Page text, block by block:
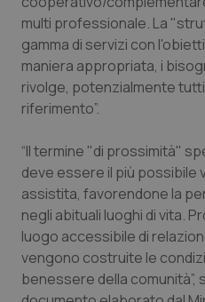
multi professionale. La
gamma di servizi con
maniera appropriata, i
rivolge, potenzialmente
riferimento”.
“Il termine "di prossimità"
deve essere il più possibile
assistita, favorendone la
negli abituali luoghi di vita.
luogo accessibile di
vengono costruite le
benessere della comunità”,